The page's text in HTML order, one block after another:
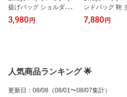
提げバッグ ショルダーバ
ッグ 鞄 肩掛け 新作 レデ
ィースファッション PVC
耐久性 柔らかい お出か
け プレゼント デート
3,980円
ンドバッグ 鞄
チェーンバッグ
高品質 高級 多
け 旅行 プレゼ
ト
7,880円
人気商品ランキング 🌟
更新日 ： 08/08 （08/01〜08/07集計）